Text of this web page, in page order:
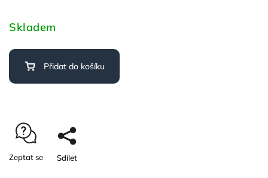
Skladem
Přidat do košíku
Zeptat se Sdílet